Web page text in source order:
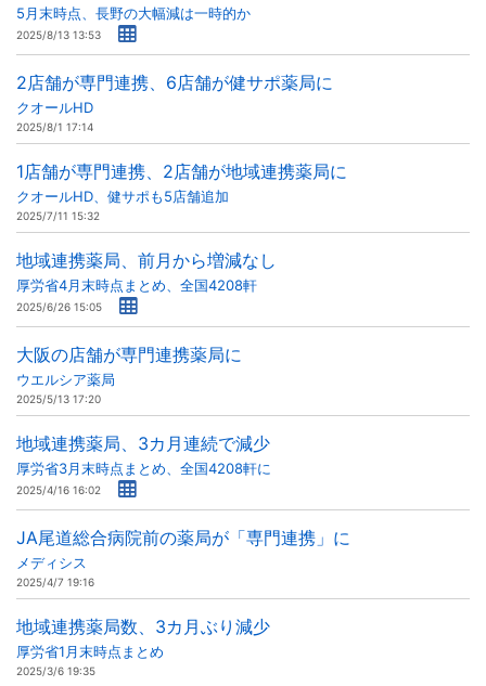
5月末時点、長野の大幅減は一時的か
2025/8/13 13:53
2店舗が専門連携、6店舗が健サポ薬局に
クオールHD
2025/8/1 17:14
1店舗が専門連携、2店舗が地域連携薬局に
クオールHD、健サポも5店舗追加
2025/7/11 15:32
地域連携薬局、前月から増減なし
厚労省4月末時点まとめ、全国4208軒
2025/6/26 15:05
大阪の店舗が専門連携薬局に
ウエルシア薬局
2025/5/13 17:20
地域連携薬局、3カ月連続で減少
厚労省3月末時点まとめ、全国4208軒に
2025/4/16 16:02
JA尾道総合病院前の薬局が「専門連携」に
メディシス
2025/4/7 19:16
地域連携薬局数、3カ月ぶり減少
厚労省1月末時点まとめ
2025/3/6 19:35